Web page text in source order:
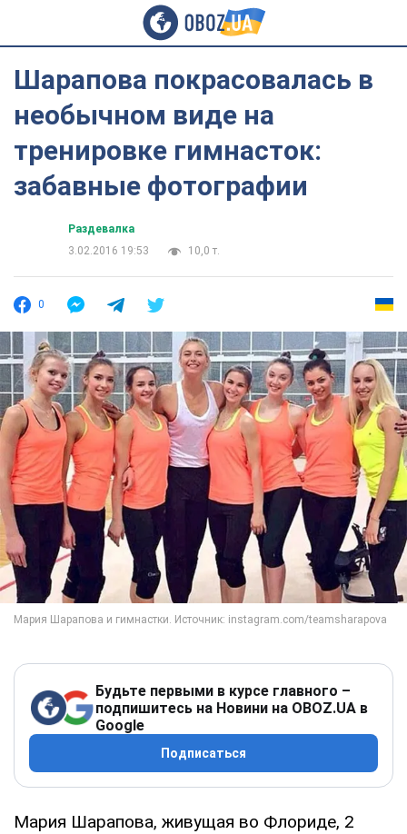
Шарапова покрасовалась в
необычном виде на
тренировке гимнасток:
забавные фотографии
Раздевалка
3.02.2016 19:53
10,0 т.
0
Будьте первыми в курсе главного –
подпишитесь на Новини на OBOZ.UA в
Google
Подписаться
Мария Шарапова, живущая во Флориде, 2